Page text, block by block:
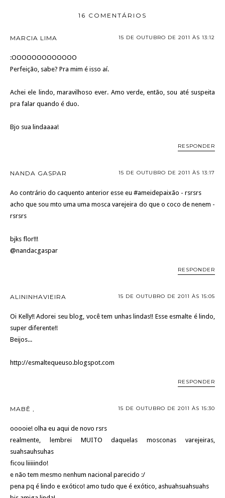
16 COMENTÁRIOS
MARCIA LIMA 15 DE OUTUBRO DE 2011 ÀS 13:12
:OOOOOOOOOOOOO
Perfeição, sabe? Pra mim é isso aí.
Achei ele lindo, maravilhoso ever. Amo verde, então, sou até suspeita
pra falar quando é duo.
Bjo sua lindaaaa!
RESPONDER
NANDA GASPAR 15 DE OUTUBRO DE 2011 ÀS 13:17
Ao contrário do caquento anterior esse eu #ameidepaixão - rsrsrs
acho que sou mto uma uma mosca varejeira do que o coco de nenem -
rsrsrs
bjks flor!!!
@nandacgaspar
RESPONDER
ALININHAVIEIRA 15 DE OUTUBRO DE 2011 ÀS 15:05
Oi Kelly!! Adorei seu blog, você tem unhas lindas!! Esse esmalte é lindo,
super diferente!!
Beijos...
http://esmaltequeuso.blogspot.com
RESPONDER
MABÊ , 15 DE OUTUBRO DE 2011 ÀS 15:30
ooooie! olha eu aqui de novo rsrs
realmente, lembrei MUITO daquelas mosconas varejeiras,
suahsauhsuhas
ficou liiiiindo!
e não tem mesmo nenhum nacional parecido :/
pena pq é lindo e exótico! amo tudo que é exótico, ashuahsuahsuahs